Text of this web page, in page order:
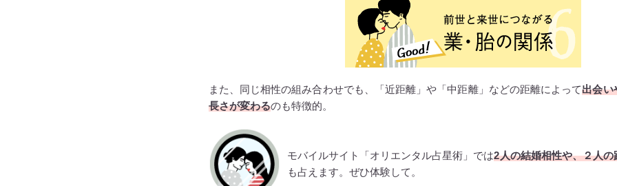
また、同じ相性の組み合わせでも、「近距離」や「中距離」などの距離によって出会い
長さが変わるのも特徴的。
モバイルサイト「オリエンタル占星術」では2人の結婚相性や、２人
も占えます。ぜひ体験して。